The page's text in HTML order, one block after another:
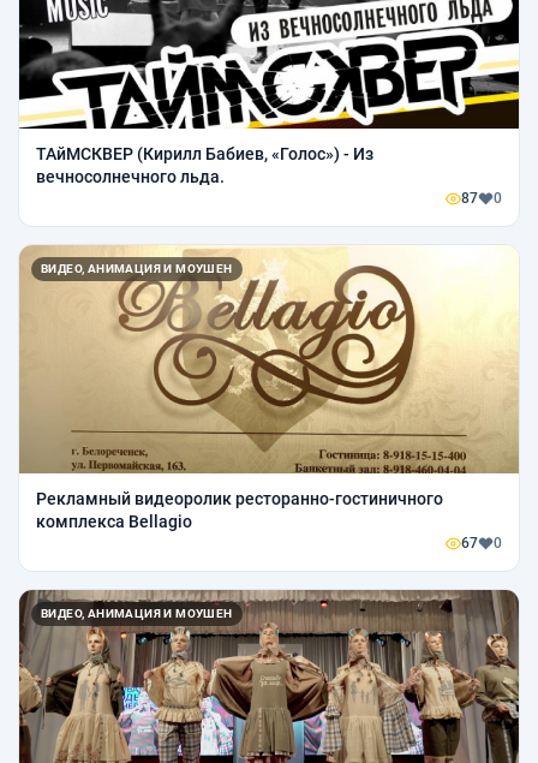
ТАйМСКВЕР (Кирилл Бабиев, «Голос») - Из
вечносолнечного льда.
87 0
ВИДЕО, АНИМАЦИЯ И МОУШЕН
Рекламный видеоролик ресторанно-гостиничного
комплекса Bellagio
67 0
ВИДЕО, АНИМАЦИЯ И МОУШЕН